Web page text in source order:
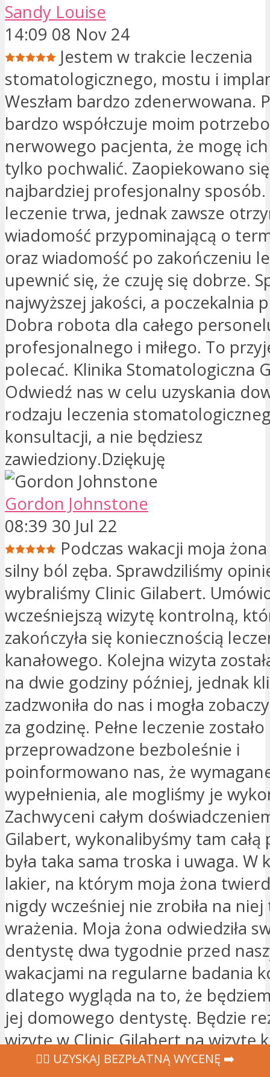
Sandy Louise
14:09 08 Nov 24
Jestem w trakcie leczenia
stomatologicznego, mostu i
Weszłam bardzo zdenerwowana.
bardzo współczuje moim
nerwowego pacjenta, że ​​mogę
tylko pochwalić. Zaopiekowano
najbardziej profesjonalny
leczenie trwa, jednak zawsze
wiadomość przypominającą o
oraz wiadomość po zakończeniu
upewnić się, że czuję się dobrze.
najwyższej jakości, a poczekalnia
Dobra robota dla całego
profesjonalnego i miłego. To
polecać. Klinika Stomatologiczna
Odwiedź nas w celu uzyskania
rodzaju leczenia
konsultacji, a nie będziesz
zawiedziony.Dziękuję
Gordon Johnstone
08:39 30 Jul 22
Podczas wakacji moja
silny ból zęba. Sprawdziliśmy
wybraliśmy Clinic Gilabert.
wcześniejszą wizytę kontrolną,
zakończyła się koniecznością
kanałowego. Kolejna wizyta
na dwie godziny później, jednak
zadzwoniła do nas i mogła
za godzinę. Pełne leczenie zostało
przeprowadzone bezboleśnie i
poinformowano nas, że
wypełnienia, ale mogliśmy je
Zachwyceni całym
Gilabert, wykonalibyśmy tam całą
była taka sama troska i uwaga. W
lakier, na którym moja żona
nigdy wcześniej nie zrobiła na
wrażenia. Moja żona odwiedziła
dentystę dwa tygodnie przed
wakacjami na regularne badania
dlatego wygląda na to, że
jej domowego dentystę. Będzie
wizytę w Clinic Gilabert na wizytę
podczas naszej następnej
‍👩‍⚕ UZYSKAJ BEZPŁATNĄ WYCENĘ ➡️